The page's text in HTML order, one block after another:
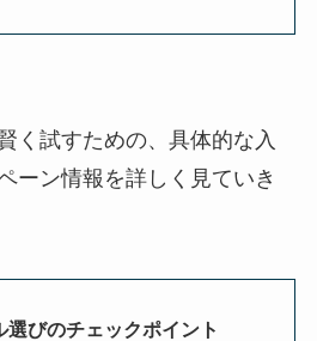
く試すための、具体的な入
ーン情報を詳しく見ていき
びのチェックポイント